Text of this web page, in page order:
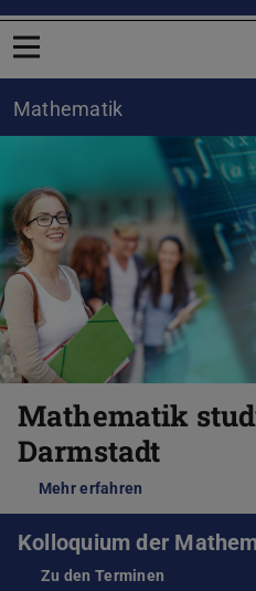
Menü öffnen
Mathematik
Mathematik
Darmstadt
Mehr erfahren
Kolloquium der
Zu den Terminen